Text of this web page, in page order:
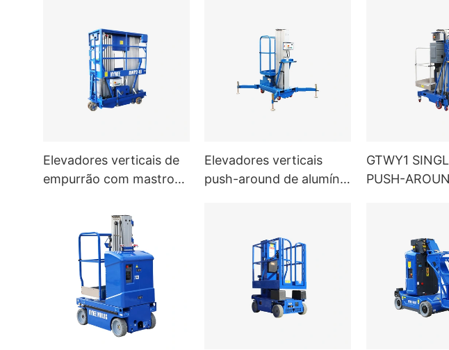
Elevadores verticais de
empurrão com mastros
Elevadores verticais
push-around de alumínio
GTWY1
PUSH-